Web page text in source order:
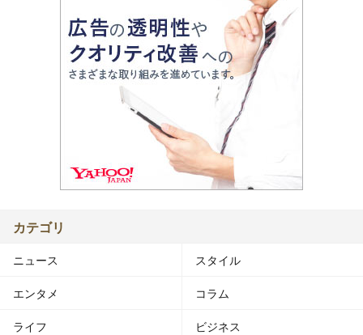
カテゴリ
ニュース スタイル
エンタメ コラム
ライフ ビジネス